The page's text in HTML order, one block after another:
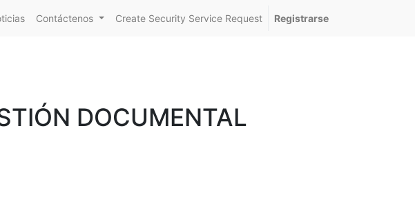
Contáctenos Create Security Service Request Registrarse
DOCUMENTAL